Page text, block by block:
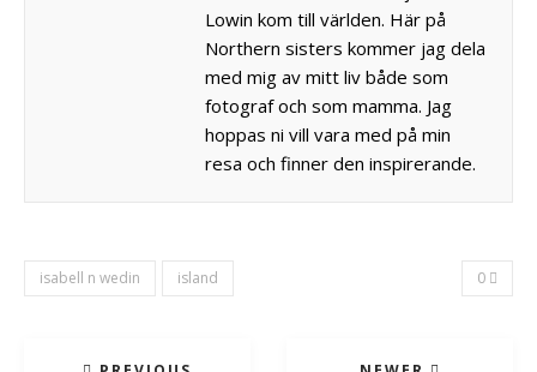
Lowin kom till världen. Här på
Northern sisters kommer jag dela
med mig av mitt liv både som
fotograf och som mamma. Jag
hoppas ni vill vara med på min
resa och finner den inspirerande.
isabell n wedin island 0